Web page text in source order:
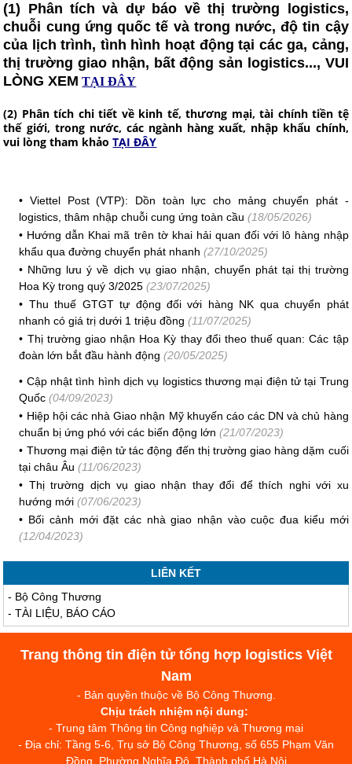
(1) Phân tích và dự báo về thị trường logistics,
chuỗi cung ứng quốc tế và trong nước, độ tin cậy
của lịch trình, tình hình hoạt động tại các ga, cảng,
thị trường giao nhận, bất động sản logistics..., VUI
LÒNG XEM TẠI ĐÂY
(2) Phân tích chi tiết về kinh tế, thương mại, tài chính tiền tệ
thế giới, trong nước, các ngành hàng xuất, nhập khẩu chính,
vui lòng tham khảoTẠI ĐÂY
•Viettel Post (VTP): Dồn toàn lực cho mảng chuyển phát -
logistics, thâm nhập chuỗi cung ứng toàn cầu (18/05/2026)
• Hướng dẫn Khai mã trên tờ khai hải quan đối với lô hàng nhập
khẩu qua đường chuyển phát nhanh (27/10/2025)
• Những lưu ý về dịch vụ giao nhận, chuyển phát tại thị trường
Hoa Kỳ trong quý 3/2025 (23/07/2025)
• Thu thuế GTGT tự động đối với hàng NK qua chuyển phát
nhanh có giá trị dưới 1 triệu đồng (11/07/2025)
• Thị trường giao nhận Hoa Kỳ thay đổi theo thuế quan: Các tập
đoàn lớn bắt đầu hành động (20/05/2025)
• Cập nhật tình hình dịch vụ logistics thương mại điện tử tại Trung
Quốc (04/09/2023)
• Hiệp hội các nhà Giao nhận Mỹ khuyến cáo các DN và chủ hàng
chuẩn bị ứng phó với các biến động lớn (21/07/2023)
• Thương mại điện tử tác động đến thị trường giao hàng dặm cuối
tại châu Âu (11/06/2023)
• Thị trường dịch vụ giao nhận thay đổi để thích nghi với xu
hướng mới (07/06/2023)
• Bối cảnh mới đặt các nhà giao nhận vào cuộc đua kiểu mới
(12/04/2023)
LIÊN KẾT
- Bộ Công Thương
-TÀI LIỆU, BÁO CÁO
Trang thông tin điện tử tổng hợp logistics Việt
Nam
- Bản quyền thuộc về Bộ Công Thương.
Chịu trách nhiệm nội dung:
- Trung tâm Thông tin Công nghiệp và Thương mại
- Địa chỉ: Tầng 5-6, Trụ sở Bộ Công Thương, số 655 Phạm Văn
Đồng, Phường Nghĩa Đô, Thành phố Hà Nội